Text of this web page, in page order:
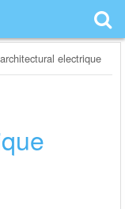
electrique